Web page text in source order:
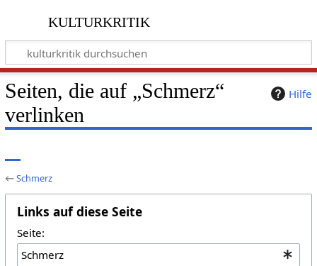
kulturkritik
Hilfe
Seiten, die auf „Schmerz“
verlinken
←Schmerz
Links auf diese Seite
Seite: